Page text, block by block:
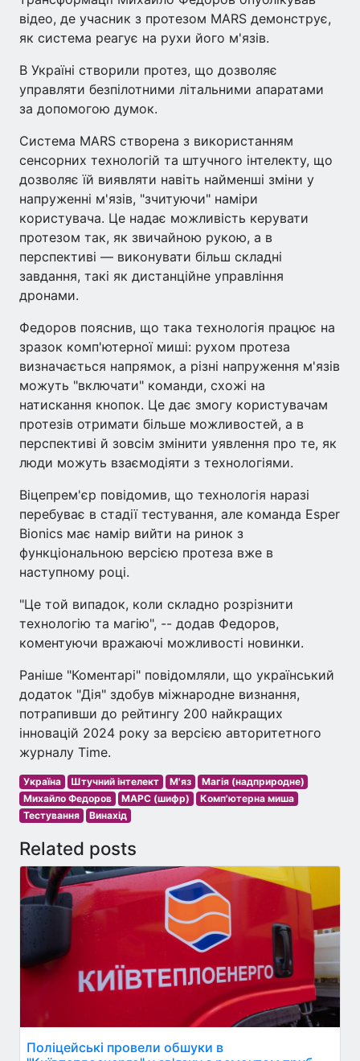
відео, де учасник з протезом MARS демонструє,
як система реагує на рухи його м'язів.
В Україні створили протез, що дозволяє
управляти безпілотними літальними апаратами
за допомогою думок.
Система MARS створена з використанням
сенсорних технологій та штучного інтелекту, що
дозволяє їй виявляти навіть найменші зміни у
напруженні м'язів, "зчитуючи" наміри
користувача. Це надає можливість керувати
протезом так, як звичайною рукою, а в
перспективі — виконувати більш складні
завдання, такі як дистанційне управління
дронами.
Федоров пояснив, що така технологія працює на
зразок комп'ютерної миші: рухом протеза
визначається напрямок, а різні напруження м'язів
можуть "включати" команди, схожі на
натискання кнопок. Це дає змогу користувачам
протезів отримати більше можливостей, а в
перспективі й зовсім змінити уявлення про те, як
люди можуть взаємодіяти з технологіями.
Віцепрем'єр повідомив, що технологія наразі
перебуває в стадії тестування, але команда Esper
Bionics має намір вийти на ринок з
функціональною версією протеза вже в
наступному році.
"Це той випадок, коли складно розрізнити
технологію та магію", -- додав Федоров,
коментуючи вражаючі можливості новинки.
Раніше "Коментарі" повідомляли, що український
додаток "Дія" здобув міжнародне визнання,
потрапивши до рейтингу 200 найкращих
інновацій 2024 року за версією авторитетного
журналу Time.
Україна Штучний інтелект М'яз
Магія (надприродне)
Михайло Федоров
МАРС (шифр)
Комп'ютерна миша
Тестування
Винахід
Related posts
Поліцейські провели обшуки в